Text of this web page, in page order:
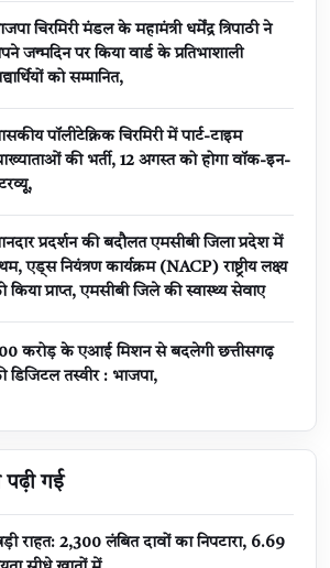
चिरमिरी मंडल के महामंत्री धर्मेंद्र त्रिपाठी ने
जन्मदिन पर किया वार्ड के प्रतिभाशाली
को सम्मानित,
पॉलीटेक्निक चिरमिरी में पार्ट-टाइम
की भर्ती, 12 अगस्त को होगा वॉक-इन-
प्रदर्शन की बदौलत एमसीबी जिला प्रदेश में
एड्स नियंत्रण कार्यक्रम (NACP) राष्ट्रीय लक्ष्य
किया प्राप्त, एमसीबी जिले की स्वास्थ्य सेवाए
करोड़ के एआई मिशन से बदलेगी छत्तीसगढ़
डिजिटल तस्वीर : भाजपा,
पढ़ी गई
राहत: 2,300 लंबित दावों का निपटारा, ₹6.69